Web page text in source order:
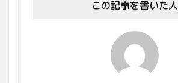
この記事を書いた人